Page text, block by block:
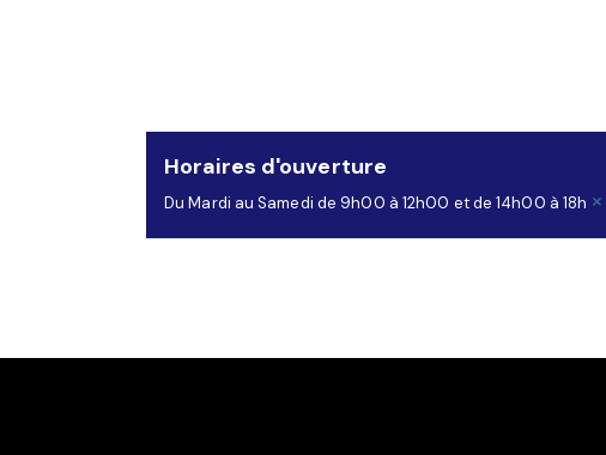
Horaires d'ouverture
Du Mardi au Samedi de 9h00 à 12h00 et de 14h00 à 18h ×